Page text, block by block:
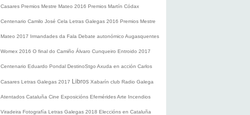
Casares Premios Mestre Mateo 2016 Premios Martín Códax
Centenario Camilo José Cela Letras Galegas 2016 Premios Mestre
Mateo 2017 Irmandades da Fala Debate autonómico Augasquentes
Womex 2016 O final do Camiño Álvaro Cunqueiro Entroido 2017
Centenario Eduardo Pondal DestinoStgo Axuda en acción Carlos
Casares Letras Galegas 2017 Libros Xabarín club Radio Galega
Atentados Cataluña Cine Exposicións EfeméridesArte Incendios
Viradeira Fotografía Letras Galegas 2018 Eleccións en Cataluña